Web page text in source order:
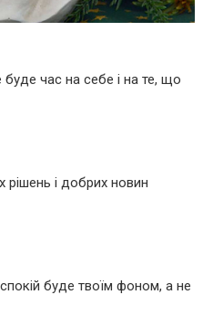
час на себе і на те, що
і добрих новин
буде твоїм фоном, а не